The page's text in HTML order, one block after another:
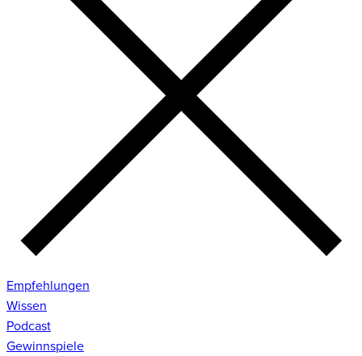
Empfehlungen
Wissen
Podcast
Gewinnspiele